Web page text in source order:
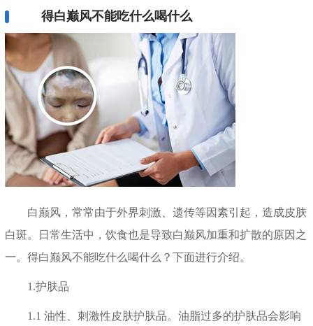
得白巅风不能吃什么喝什么
白巅风，常常由于外界刺激、遗传等因素引起，造成皮肤
白斑。日常生活中，饮食也是导致白巅风加重和扩散的原因之
一。得白巅风不能吃什么喝什么？下面进行介绍。
1.护肤品
1.1 油性、刺激性皮肤护肤品。油脂过多的护肤品会影响